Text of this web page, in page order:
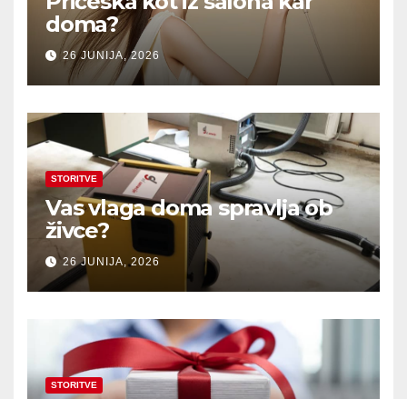
doma?
26 JUNIJA, 2026
STORITVE
Vas vlaga doma spravlja ob
živce?
26 JUNIJA, 2026
STORITVE